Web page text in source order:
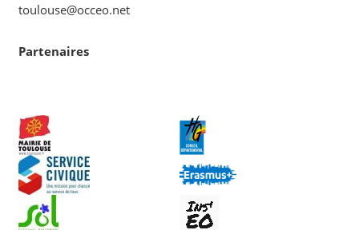
toulouse@occeo.net
Partenaires